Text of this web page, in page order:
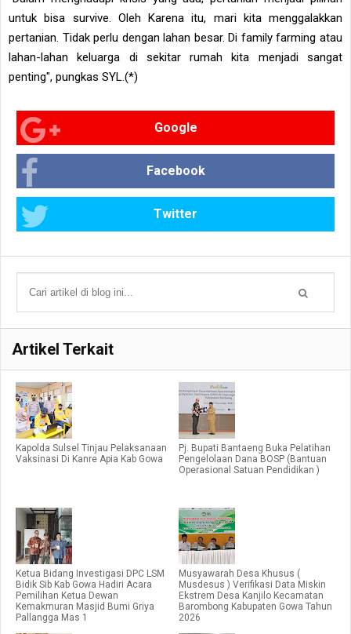
untuk bisa survive. Oleh Karena itu, mari kita menggalakkan
pertanian. Tidak perlu dengan lahan besar. Di family farming atau
lahan-lahan keluarga di sekitar rumah kita menjadi sangat
penting", pungkas SYL.(*)
Google
Facebook
Twitter
Artikel Terkait
Kapolda Sulsel Tinjau Pelaksanaan
Vaksinasi Di Kanre Apia Kab Gowa
Pj. Bupati Bantaeng Buka Pelatihan
Pengelolaan Dana BOSP (Bantuan
Operasional Satuan Pendidikan )
Ketua Bidang Investigasi DPC LSM
Bidik Sib Kab Gowa Hadiri Acara
Pemilihan Ketua Dewan
Kemakmuran Masjid Bumi Griya
Pallangga Mas 1
Musyawarah Desa Khusus (
Musdesus ) Verifikasi Data Miskin
Ekstrem Desa Kanjilo Kecamatan
Barombong Kabupaten Gowa Tahun
2026